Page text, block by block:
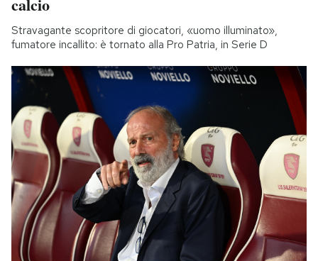
Stravagante scopritore di giocatori, «uomo illuminato»,
fumatore incallito: è tornato alla Pro Patria, in Serie D